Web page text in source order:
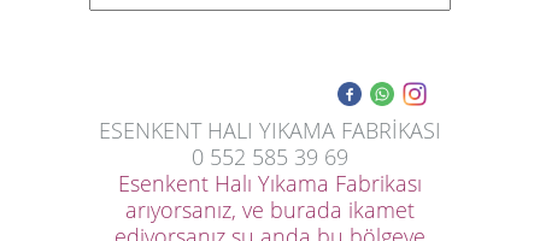
ESENKENT HALI YIKAMA FABRİKASI
0 552 585 39 69
Esenkent Halı Yıkama Fabrikası
arıyorsanız, ve burada ikamet